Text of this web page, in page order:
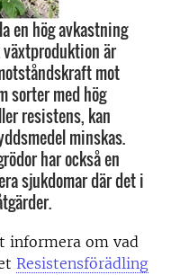
en hög avkastning
är
mot
sorter med hög
resistens, kan
minskas.
har också en
sjukdomar där det i
informera om vad
Resistensförädling